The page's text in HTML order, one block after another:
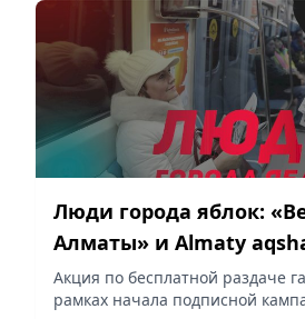
Люди города яблок:
Алматы» и Almaty
бесплатно раздают
газет
Акция по бесплатной раздаче
рамках начала подписной